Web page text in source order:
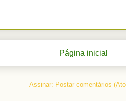
Página inicial
Assinar: Postar comentários